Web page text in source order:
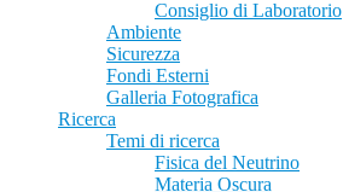
Consiglio di Laboratorio
Ambiente
Sicurezza
Fondi Esterni
Galleria Fotografica
Ricerca
Temi di ricerca
Fisica del Neutrino
Materia Oscura